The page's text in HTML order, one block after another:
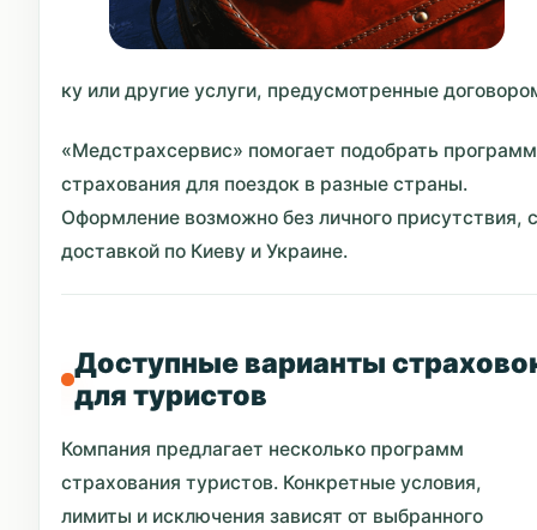
ку или другие услуги, предусмотренные
«Медстрахсервис» помогает подобрать
страхования для поездок в разные страны.
Оформление возможно без личного присутствия, с
доставкой по Киеву и Украине.
Доступные варианты
для туристов
Компания предлагает несколько программ
страхования туристов. Конкретные условия,
лимиты и исключения зависят от выбранного